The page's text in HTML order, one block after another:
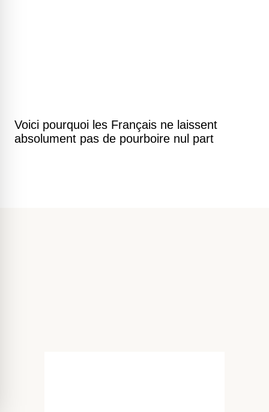
Voici pourquoi les Français ne laissent
absolument pas de pourboire nul part